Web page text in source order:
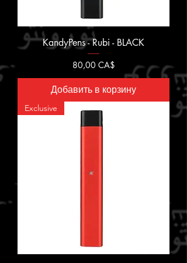
KandyPens - Rubi - BLACK
Цена
80,00 CA$
Добавить в корзину
Exclusive